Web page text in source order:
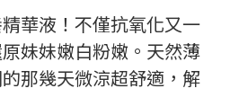
華液！不僅抗氧化又一
妹妹嫩白粉嫩。天然薄
那幾天微涼超舒適，解